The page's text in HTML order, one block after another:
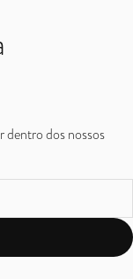
dentro dos nossos